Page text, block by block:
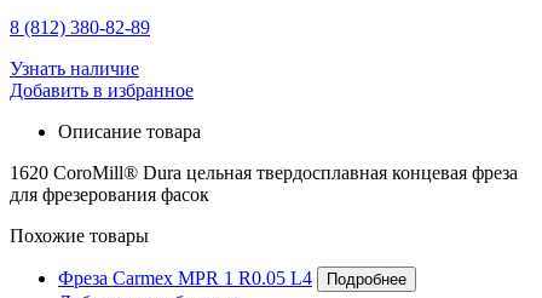
8 (812) 380-82-89
Узнать наличие
Добавить в избранное
Описание товара
1620 CoroMill® Dura цельная твердосплавная концевая фреза
для фрезерования фасок
Похожие товары
Фреза Carmex MPR 1 R0.05 L4